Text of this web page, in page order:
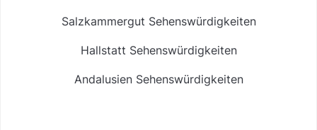
Salzkammergut Sehenswürdigkeiten
Hallstatt Sehenswürdigkeiten
Andalusien Sehenswürdigkeiten